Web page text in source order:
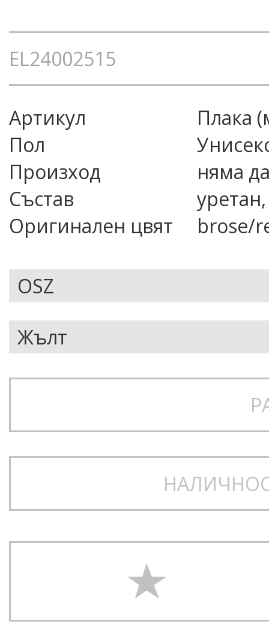
EL24002515
Артикул
плака
Пол
Произход
няма
Състав
Оригинален цвят
brose/